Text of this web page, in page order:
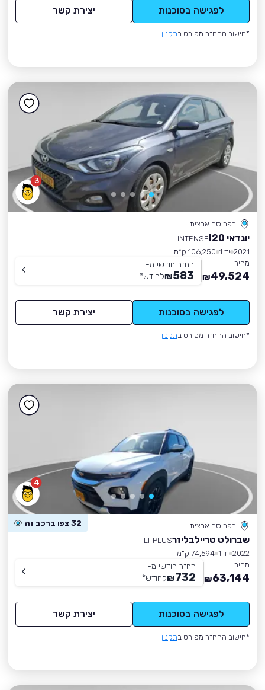
לפגישה בסוכנות יצירת קשר
*חישוב ההחזר מפורט בתקנון
3
בפריסה ארצית
יונדאי I20
INTENSE
2021 יד 1
106,250 ק״מ
מחיר
49,524
₪
החזר חודשי מ-
583
₪לחודש*
לפגישה בסוכנות יצירת קשר
*חישוב ההחזר מפורט בתקנון
4
בפריסה ארצית 32 צפו ברכב זה
שברולט טריילבליזרLT PLUS
2022 יד 1
74,594 ק״מ
מחיר
63,144
₪
החזר חודשי מ-
732
₪לחודש*
לפגישה בסוכנות יצירת קשר
*חישוב ההחזר מפורט בתקנון